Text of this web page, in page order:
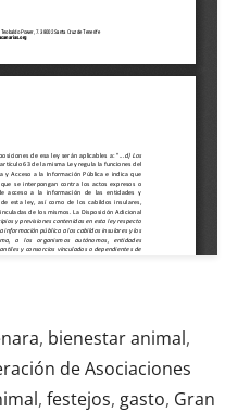
, bienestar animal,
de Asociaciones
, festejos, gasto, Gran